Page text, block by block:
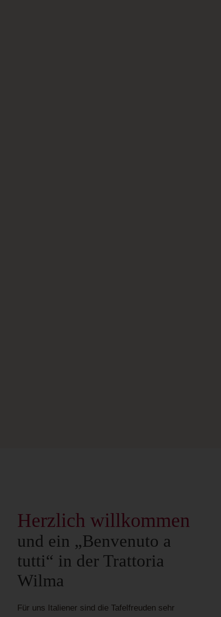
Herzlich willkommen
und ein „Benvenuto a
tutti“ in der Trattoria
Wilma
Für uns Italiener sind die Tafelfreuden sehr